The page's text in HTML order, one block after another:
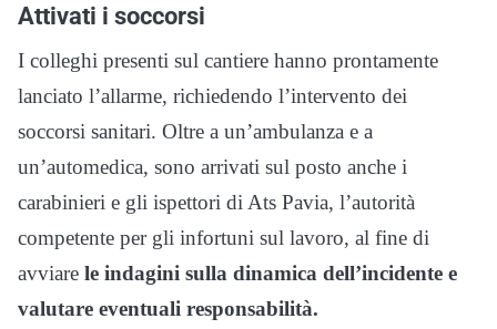
Attivati i soccorsi
I colleghi presenti sul cantiere hanno prontamente
lanciato l’allarme, richiedendo l’intervento dei
soccorsi sanitari. Oltre a un’ambulanza e a
un’automedica, sono arrivati sul posto anche i
carabinieri e gli ispettori di Ats Pavia, l’autorità
competente per gli infortuni sul lavoro, al fine di
avviare le indagini sulla dinamica dell’incidente e
valutare eventuali responsabilità.